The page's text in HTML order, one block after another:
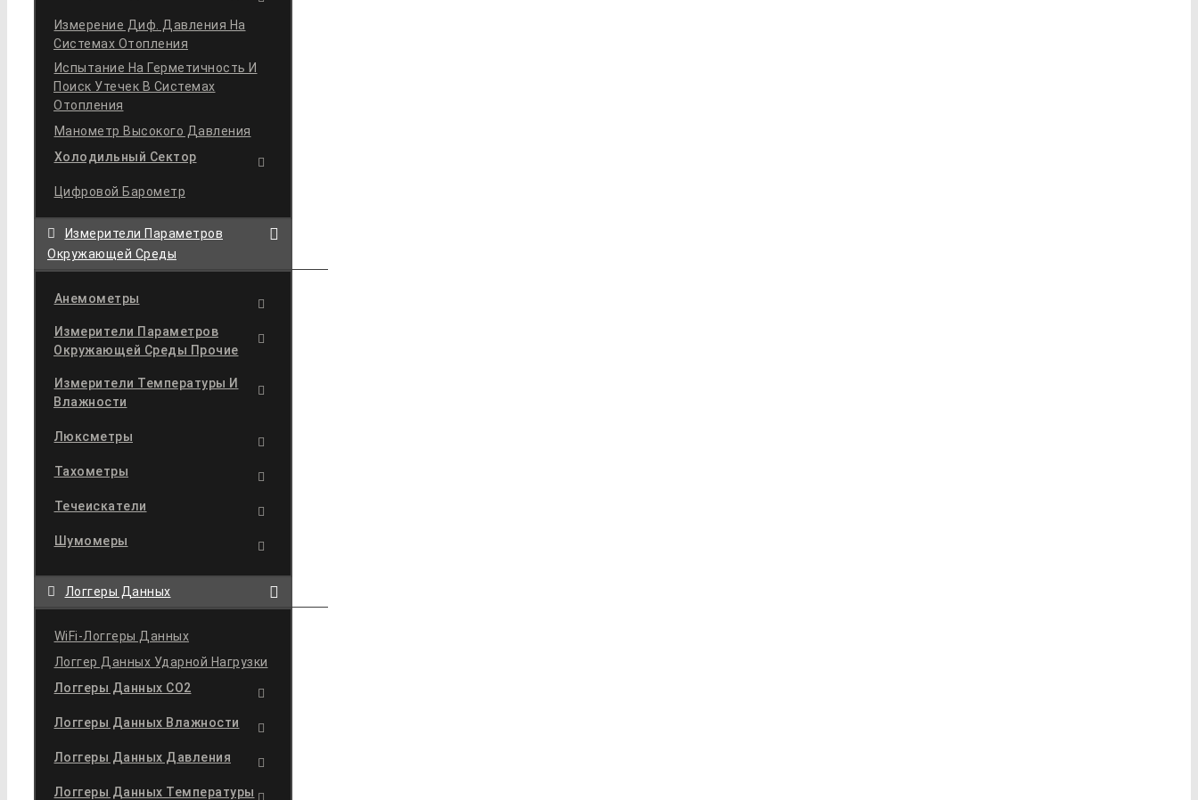
Измерение Диф. Давления На
Системах Отопления
Испытание На Герметичность И
Поиск Утечек В Системах
Отопления
Манометр Высокого Давления
Холодильный Сектор
Цифровой Барометр
Измерители Параметров
Окружающей Среды
Анемометры
Измерители Параметров
Окружающей Среды Прочие
Измерители Температуры И
Влажности
Люксметры
Тахометры
Течеискатели
Шумомеры
Логгеры Данных
WiFi-Логгеры Данных
Логгер Данных Ударной Нагрузки
Логгеры Данных CO2
Логгеры Данных Влажности
Логгеры Данных Давления
Логгеры Данных Температуры